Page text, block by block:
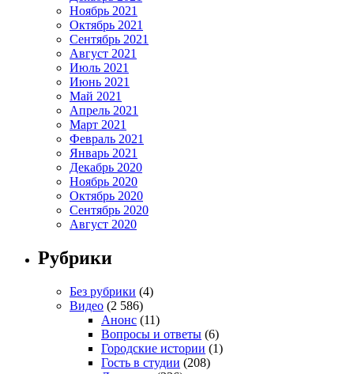
Ноябрь 2021
Октябрь 2021
Сентябрь 2021
Август 2021
Июль 2021
Июнь 2021
Май 2021
Апрель 2021
Март 2021
Февраль 2021
Январь 2021
Декабрь 2020
Ноябрь 2020
Октябрь 2020
Сентябрь 2020
Август 2020
Рубрики
Без рубрики (4)
Видео (2 586)
Анонс (11)
Вопросы и ответы (6)
Городские истории (1)
Гость в студии (208)